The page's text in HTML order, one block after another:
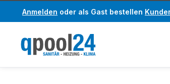
Hauptinhalt springen
Zur Suche springen
Anmelden oder als Gast bestellen